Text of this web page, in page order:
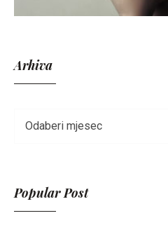
Arhiva
Popular Post